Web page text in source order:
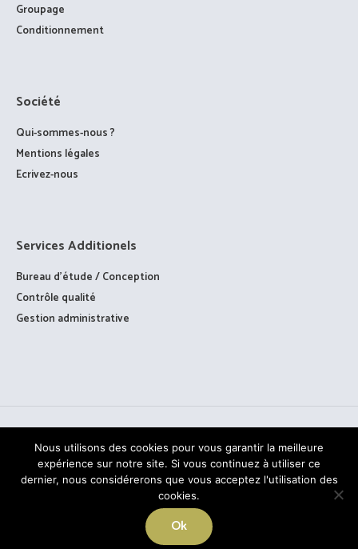
Groupage
Conditionnement
Société
Qui-sommes-nous ?
Mentions légales
Ecrivez-nous
Services Additionels
Bureau d’étude / Conception
Contrôle qualité
Gestion administrative
TOUS DROITS RÉSERVÉS © PAAGE - 2020
Nous utilisons des cookies pour vous garantir la meilleure
expérience sur notre site. Si vous continuez à utiliser ce
dernier, nous considérerons que vous acceptez l'utilisation des
cookies.
Ok